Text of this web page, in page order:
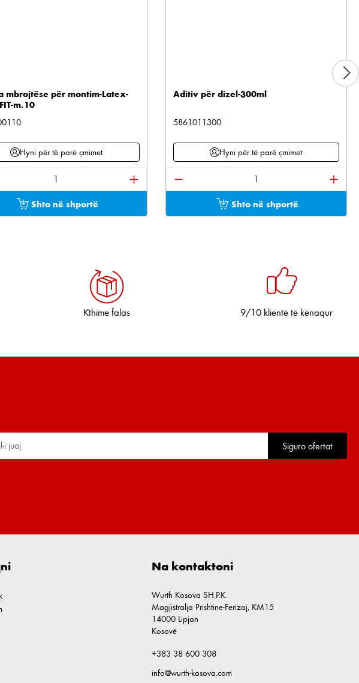
ulur sasinë.
ose përdorni butonat për të rritur ose ulur sasinë.
mbrojtëse për montim-Latex-
m.10
Hyni për të parë çmimet
e produktit: Shkruani sasinë e dëshiruar ose përdorni butonat për
Shto në shportë
Aditiv për dizel-300ml
5861011300
Hyni për të parë çmimet
Sasia e produktit: Shkruani
Shto në shportë
Kthime falas 9/10 klientë të kënaqur
Siguro ofertat
Na kontaktoni
Wurth Kosova SH.P.K.
Magjistralja Prishtine-Ferizaj, KM15
14000 Lipjan
Kosovë
+383 38 600 308
info@wurth-kosova.com